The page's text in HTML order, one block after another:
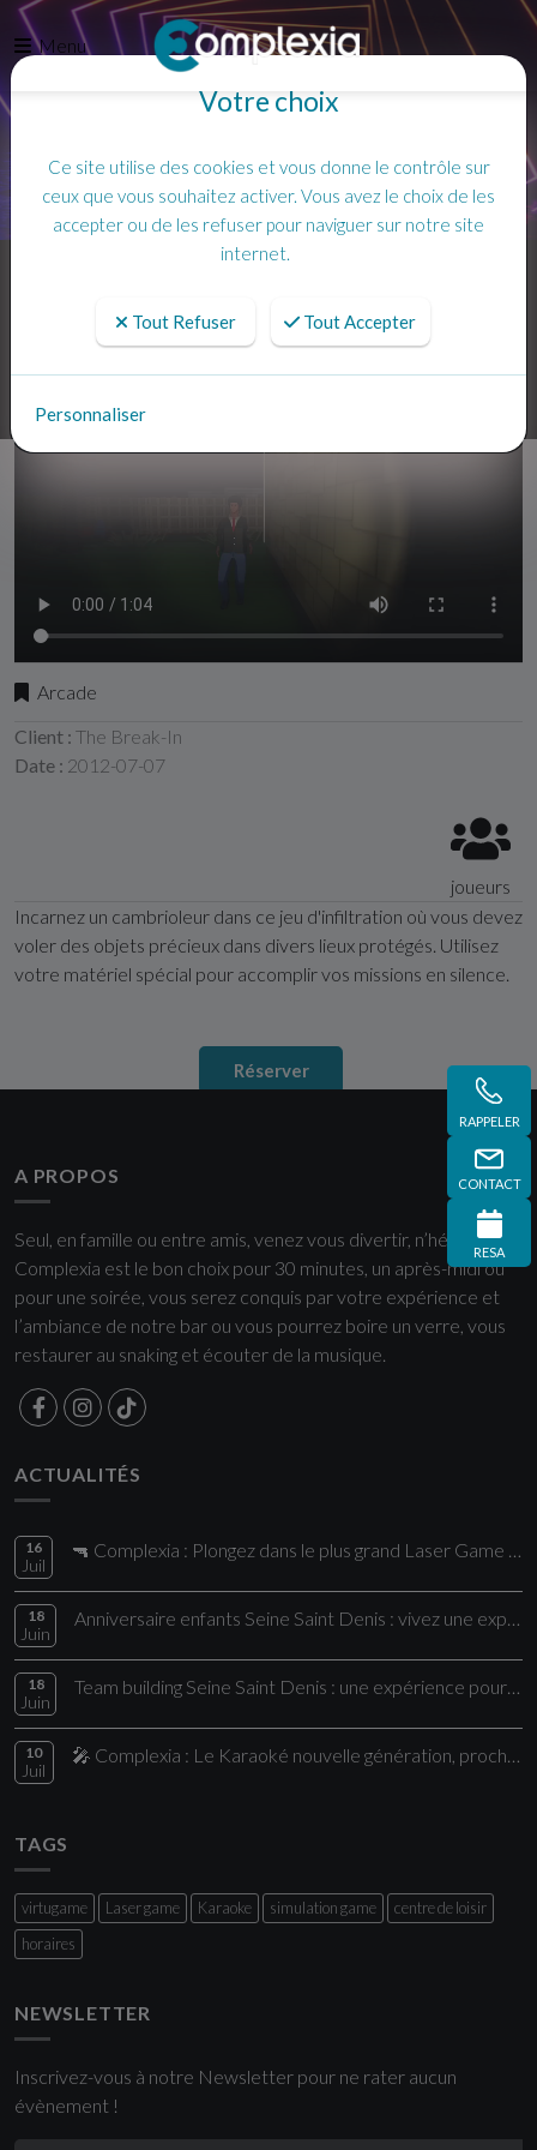
Menu
RAPPELER
CONTACT
RESA
Arcade
Client : The Break-In
Date : 2012-07-07
joueurs
Incarnez un cambrioleur dans ce jeu d'infiltration où vous devez
voler des objets précieux dans divers lieux protégés. Utilisez
votre matériel spécial pour accomplir vos missions en silence.
Réserver
A PROPOS
Seul, en famille ou entre amis, venez vous divertir, n’hésitez plus
Complexia est le bon choix pour 30 minutes, un après-midi ou
pour une soirée, vous serez conquis par votre expérience et
l’ambiance de notre bar ou vous pourrez boire un verre, vous
restaurer au snaking et écouter de la musique.
ACTUALITÉS
16
Juil
18
Juin
18
Juin
10
Juil
TAGS
virtugame Laser game Karaoke simulation game
centre de loisir
horaires
NEWSLETTER
Inscrivez-vous à notre Newsletter pour ne rater aucun
évènement !
Votre choix
Ce site utilise des cookies et vous donne le contrôle sur
ceux que vous souhaitez activer. Vous avez le choix de les
accepter ou de les refuser pour naviguer sur notre site
internet.
Tout Refuser Tout Accepter
Personnaliser